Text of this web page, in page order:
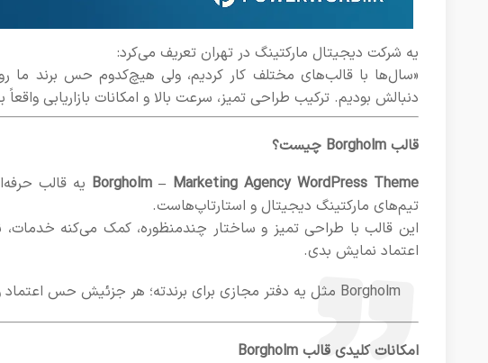
یه شرکت دیجیتال مارکتینگ در تهران تعریف می‌کرد:
دنبالش بودیم. ترکیب طراحی تمیز، سرعت بالا و امکانات بازاریابی واقعاً
قالب Borgholm چیست؟
Borgholm – Marketing Agency WordPress Theme یه قالب
تیم‌های مارکتینگ دیجیتال و استارتاپ‌هاست.
این قالب با طراحی تمیز و ساختار چندمنظوره، کمک می‌کنه خدمات،
اعتماد نمایش بدی.
Borgholm مثل یه دفتر مجازی برای برندته؛ هر جزئیش حس اعتماد و تخصص می‌سازه.
امکانات کلیدی قالب Borgholm